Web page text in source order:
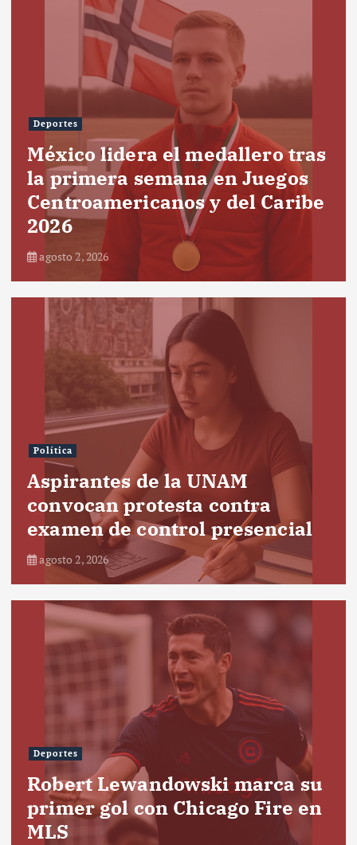
Deportes
México lidera el medallero tras
la primera semana en Juegos
Centroamericanos y del Caribe
2026
agosto 2, 2026
Política
Aspirantes de la UNAM
convocan protesta contra
examen de control presencial
agosto 2, 2026
Deportes
Robert Lewandowski marca su
primer gol con Chicago Fire en
MLS